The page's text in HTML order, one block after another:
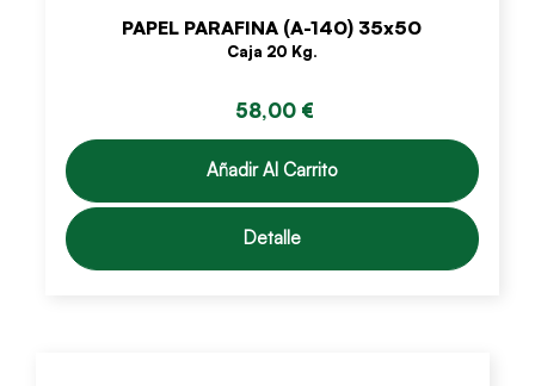
PAPEL PARAFINA (A-140) 35x50
Caja 20 Kg.
58,00 €
Añadir Al Carrito
Detalle